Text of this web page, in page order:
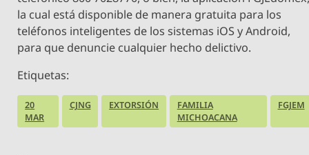
la cual está disponible de manera gratuita para los
teléfonos inteligentes de los sistemas iOS y Android,
para que denuncie cualquier hecho delictivo.
Etiquetas:
20
MAR
CJNG EXTORSIÓN
FAMILIA
MICHOACANA
FGJEM